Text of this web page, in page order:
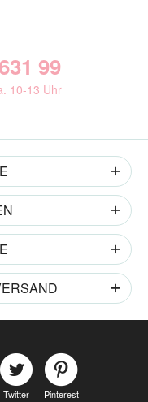
99
10-13 Uhr
Twitter Pinterest